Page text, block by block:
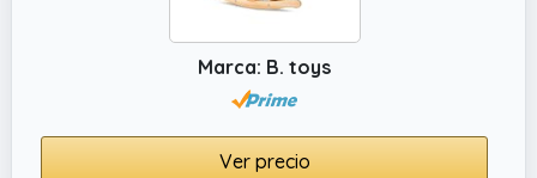
Marca: B. toys
Ver precio